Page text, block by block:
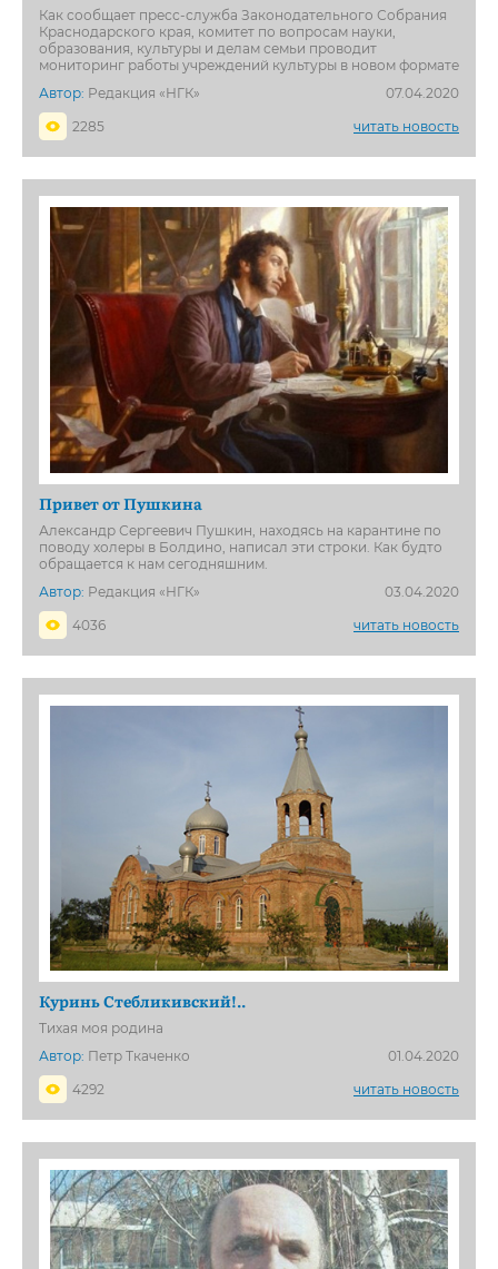
Как сообщает пресс-служба Законодательного Собрания
Краснодарского края, комитет по вопросам науки,
образования, культуры и делам семьи проводит
мониторинг работы учреждений культуры в новом формате
Автор: Редакция «НГК»
07.04.2020
2285
читать новость
Привет от Пушкина
Александр Сергеевич Пушкин, находясь на карантине по
поводу холеры в Болдино, написал эти строки. Как будто
обращается к нам сегодняшним.
Автор: Редакция «НГК»
03.04.2020
4036
читать новость
Куринь Стебликивский!..
Тихая моя родина
Автор: Петр Ткаченко
01.04.2020
4292
читать новость